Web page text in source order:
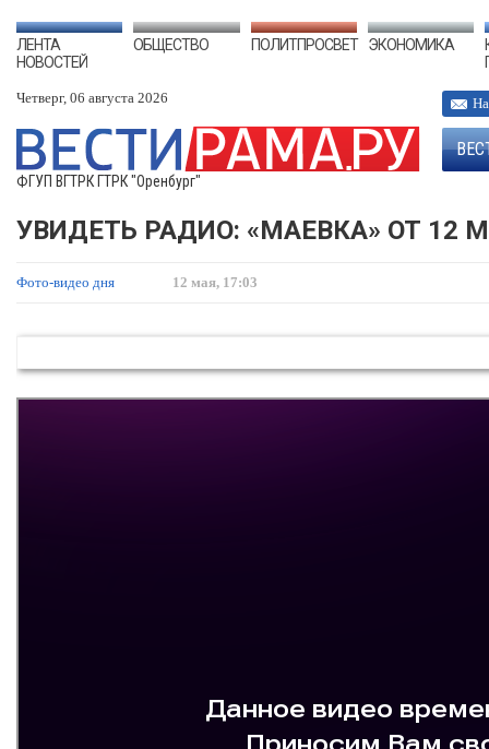
ЛЕНТА
НОВОСТЕЙ
ОБЩЕСТВО ПОЛИТПРОСВЕТ ЭКОНОМИКА
Четверг, 06 августа 2026
ФГУП ВГТРК ГТРК "Оренбург"
УВИДЕТЬ РАДИО: «МАЕВКА» ОТ 12
Фото-видео дня 12 мая, 17:03